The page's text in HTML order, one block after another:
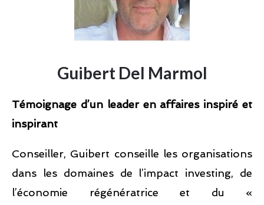
Guibert Del Marmol
Témoignage d’un leader en affaires inspiré et
inspirant
Conseiller, Guibert conseille les organisations
dans les domaines de l’impact investing, de
l’économie régénératrice et du «